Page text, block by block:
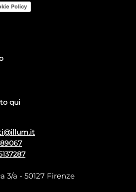
Policy
qui
3/a - 50127 Firenze